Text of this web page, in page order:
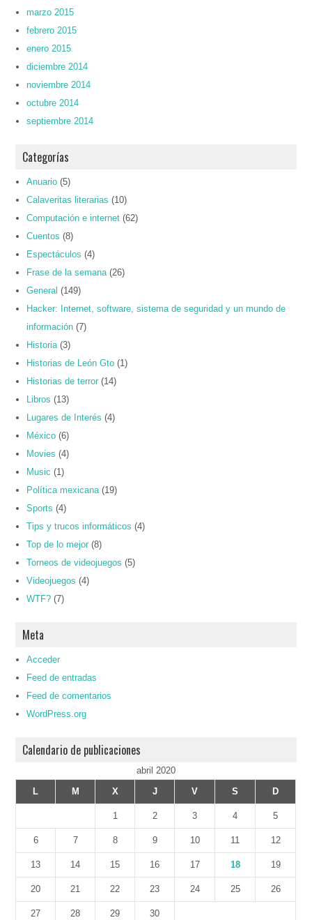
marzo 2015
febrero 2015
enero 2015
diciembre 2014
noviembre 2014
octubre 2014
septiembre 2014
Categorías
Anuario (5)
Calaveritas literarias (10)
Computación e internet (62)
Cuentos (8)
Espectáculos (4)
Frase de la semana (26)
General (149)
Hacker: Internet, software, sistema de seguridad y un mundo de
información (7)
Historia (3)
Historias de León Gto (1)
Historias de terror (14)
Libros (13)
Lugares de Interés (4)
México (6)
Movies (4)
Music (1)
Política mexicana (19)
Sports (4)
Tips y trucos informáticos (4)
Top de lo mejor (8)
Torneos de videojuegos (5)
Videojuegos (4)
WTF? (7)
Meta
Acceder
Feed de entradas
Feed de comentarios
WordPress.org
Calendario de publicaciones
abril 2020
L
M X J V S D
1 2 3 4 5
6 7 8 9 10 11 12
13 14 15 16 17 18 19
20 21 22 23 24 25 26
27 28 29 30